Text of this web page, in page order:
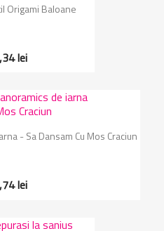
Origami Baloane
lei
- Sa Dansam Cu Mos Craciun
lei